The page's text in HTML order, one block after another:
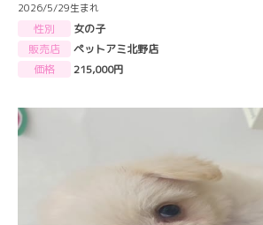
2026/5/29生まれ
性別
女の子
販売店
ペットアミ北野店
価格
215,000円